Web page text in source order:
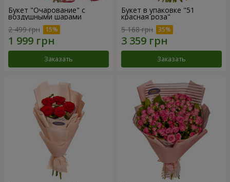
Букет "Очарование" с
воздушными шарами
2 499 грн
Заказать
Букет в упаковке "51
красная роза"
5 168 грн
Заказать